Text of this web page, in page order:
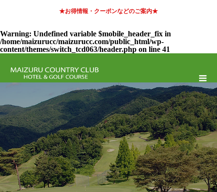
★お得情報・クーポンなどのご案内★
Warning: Undefined variable $mobile_header_fix in
/home/maizurucc/maizurucc.com/public_html/wp-
content/themes/switch_tcd063/header.php on line 41